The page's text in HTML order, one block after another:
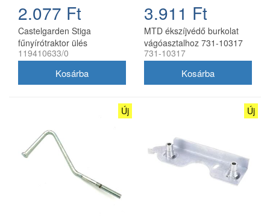
2.077 Ft
Castelgarden Stiga
fűnyírótraktor ülés
mikrokapcsoló 119410633/0
119410633/0
3.911 Ft
MTD ékszíjvédő burkolat
vágóasztalhoz 731-10317
731-10317
Új Új